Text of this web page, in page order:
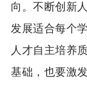
向。不断创新
发展适合每个
人才自主培养
基础，也要激